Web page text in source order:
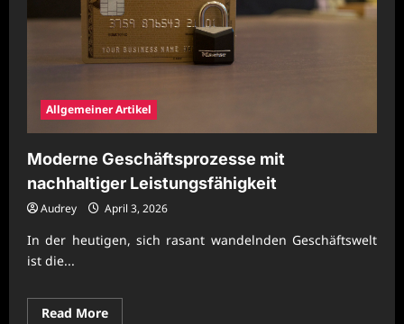
Allgemeiner Artikel
Moderne Geschäftsprozesse mit
nachhaltiger Leistungsfähigkeit
Audrey April 3, 2026
In der heutigen, sich rasant wandelnden Geschäftswelt
ist die...
Read MoreRead